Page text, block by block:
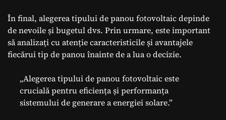
În final, alegerea tipului de panou fotovoltaic depinde
de nevoile și bugetul dvs. Prin urmare, este important
să analizați cu atenție caracteristicile și avantajele
fiecărui tip de panou înainte de a lua o decizie.
„Alegerea tipului de panou fotovoltaic este
crucială pentru eficiența și performanța
sistemului de generare a energiei solare.”